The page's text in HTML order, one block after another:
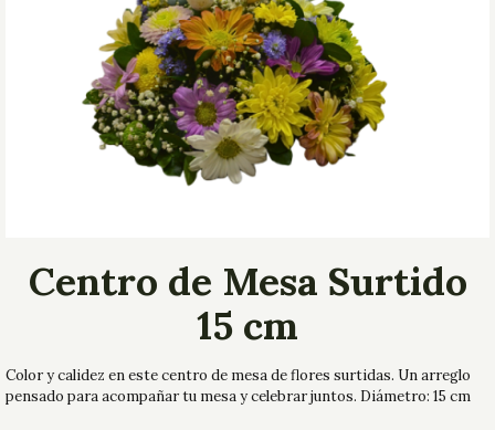
Centro de Mesa Surtido
15 cm
Color y calidez en este centro de mesa de flores surtidas. Un arreglo
pensado para acompañar tu mesa y celebrar juntos. Diámetro: 15 cm